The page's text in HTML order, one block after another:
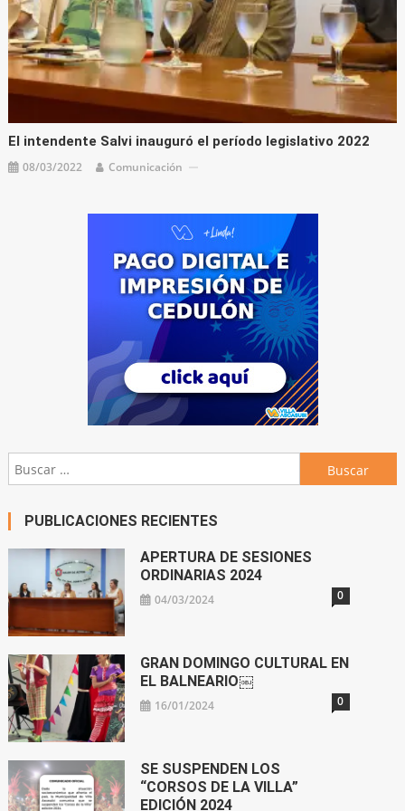
El intendente Salvi inauguró el período legislativo 2022
08/03/2022 Comunicación
Buscar:
PUBLICACIONES RECIENTES
APERTURA DE SESIONES
ORDINARIAS 2024
04/03/2024 0
GRAN DOMINGO CULTURAL EN
EL BALNEARIO￼
16/01/2024 0
SE SUSPENDEN LOS
“CORSOS DE LA VILLA”
EDICIÓN 2024